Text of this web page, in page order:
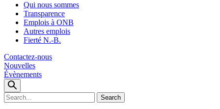
Qui nous sommes
Transparence
Emplois à ONB
Autres emplois
Fierté N.-B.
Contactez-nous
Nouvelles
Évènements